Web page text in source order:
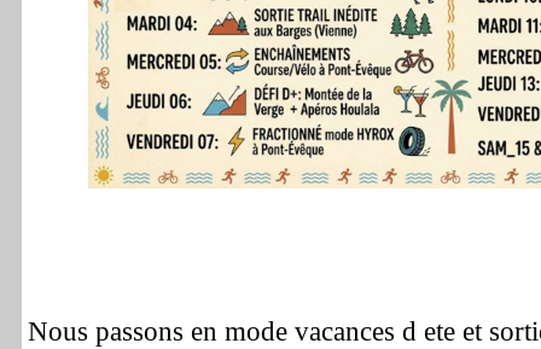
Nous passons en mode vacances d ete et